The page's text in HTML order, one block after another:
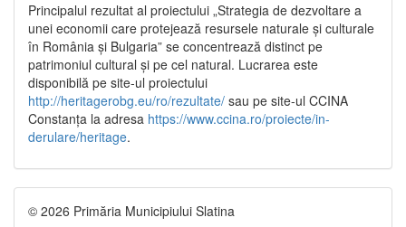
Principalul rezultat al proiectului „Strategia de dezvoltare a
unei economii care protejează resursele naturale și culturale
în România și Bulgaria” se concentrează distinct pe
patrimoniul cultural și pe cel natural. Lucrarea este
disponibilă pe site-ul proiectului
http://heritagerobg.eu/ro/rezultate/ sau pe site-ul CCINA
Constanța la adresa https://www.ccina.ro/proiecte/in-
derulare/heritage.
© 2026 Primăria Municipiului Slatina